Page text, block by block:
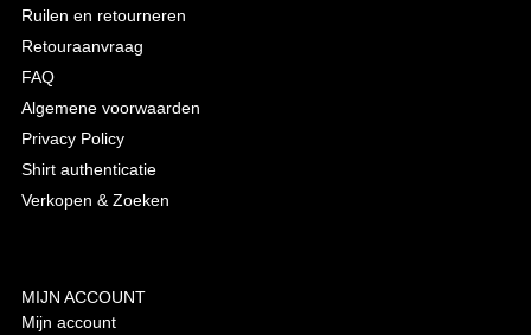
Ruilen en retourneren
Retouraanvraag
FAQ
Algemene voorwaarden
Privacy Policy
Shirt authenticatie
Verkopen & Zoeken
MIJN ACCOUNT
Mijn account